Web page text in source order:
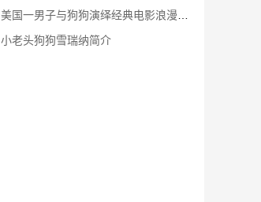
美国一男子与狗狗演绎经典电影浪漫场景
小老头狗狗雪瑞纳简介